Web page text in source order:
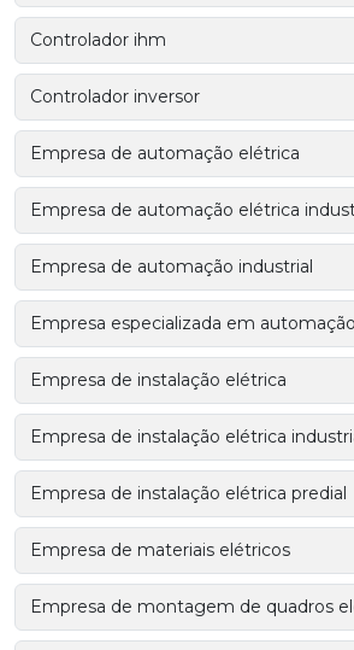
Controlador ihm
Controlador inversor
Empresa de automação elétrica
Empresa de automação elétrica
Empresa de automação industrial
Empresa especializada em
Empresa de instalação elétrica
Empresa de instalação elétrica
Empresa de instalação elétrica predial
Empresa de materiais elétricos
Empresa de montagem de quadros